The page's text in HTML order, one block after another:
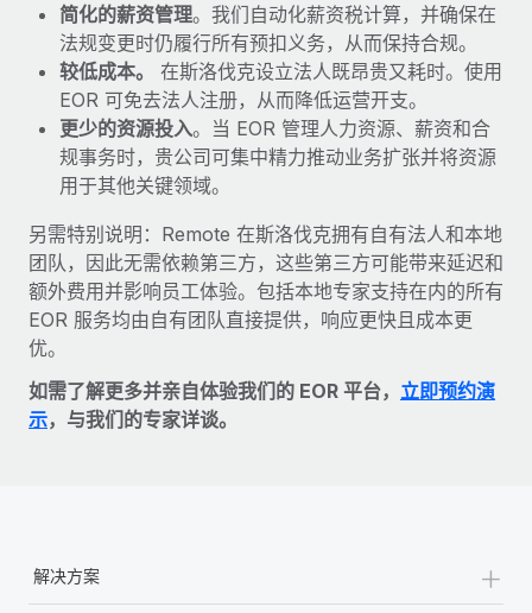
简化的薪资管理。我们自动化薪资税计算，并确保在
法规变更时仍履行所有预扣义务，从而保持合规。
较低成本。
在斯洛伐克设立法人既昂贵又耗时。使用
EOR 可免去法人注册，从而降低运营开支。
更少的资源投入。当 EOR 管理人力资源、薪资和合
规事务时，贵公司可集中精力推动业务扩张并将资源
用于其他关键领域。
另需特别说明：Remote 在斯洛伐克拥有自有法人和本地
团队，因此无需依赖第三方，这些第三方可能带来延迟和
额外费用并影响员工体验。包括本地专家支持在内的所有
EOR 服务均由自有团队直接提供，响应更快且成本更
优。
如需了解更多并亲自体验我们的 EOR 平台， 立即预约演
示，与我们的专家详谈。
解决方案 +